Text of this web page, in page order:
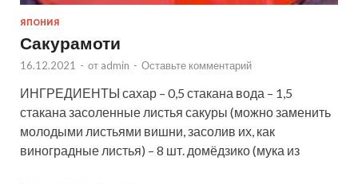
ЯПОНИЯ
Сакурамоти
16.12.2021 - от admin - Оставьте комментарий
ИНГРЕДИЕНТЫ сахар – 0,5 стакана вода – 1,5
стакана засоленные листья сакуры (можно заменить
молодыми листьями вишни, засолив их, как
виноградные листья) – 8 шт. домёдзико (мука из